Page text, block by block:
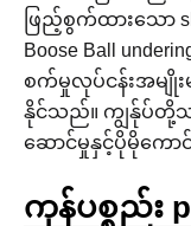
ဖြည့်စွက်ထားသော
Boose Ball
စက်မှုလုပ်ငန်းအမျိုး
နိုင်သည်။ ကျွန်ုပ်တို့
ဆောင်မှုနှင့်ပိုမိုကော
ကုန်ပစ္စည်း